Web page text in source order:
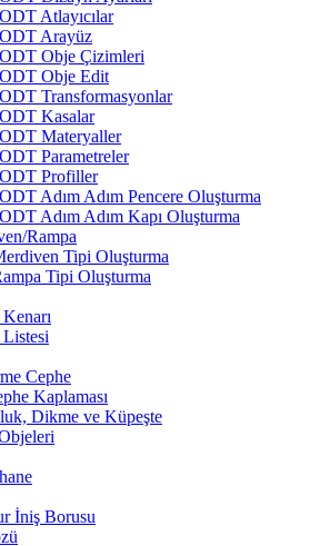
ODT Atlayıcılar
ODT Arayüz
ODT Obje Çizimleri
ODT Obje Edit
ODT Transformasyonlar
ODT Kasalar
ODT Materyaller
ODT Parametreler
ODT Profiller
ODT Adım Adım Pencere Oluşturma
ODT Adım Adım Kapı Oluşturma
Rampa
Tipi Oluşturma
Tipi Oluşturma
Cephe
Kaplaması
Dikme ve Küpeşte
İniş Borusu